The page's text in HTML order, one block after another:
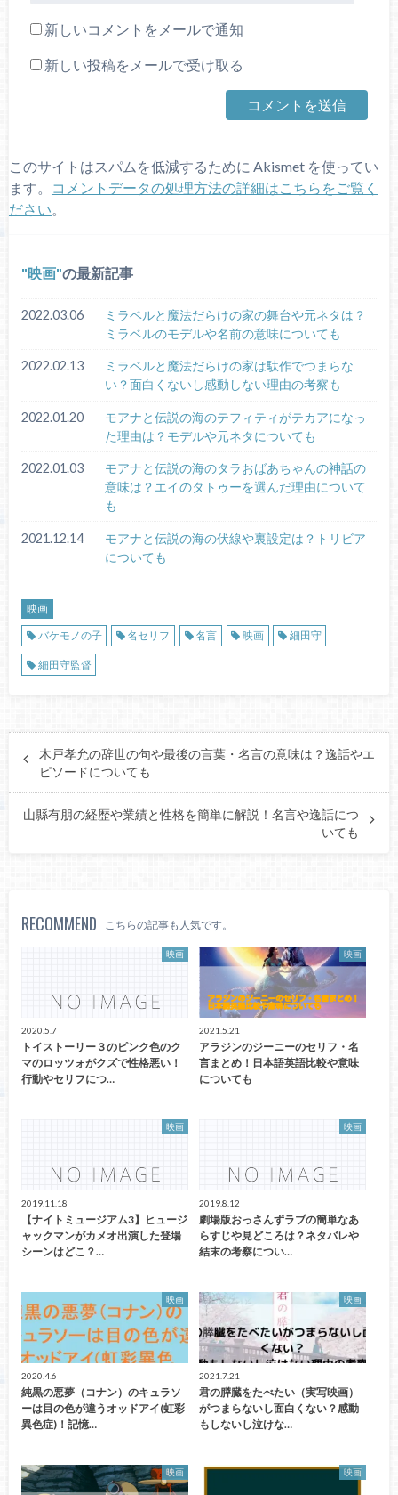
新しいコメントをメールで通知
新しい投稿をメールで受け取る
このサイトはスパムを低減するために Akismet を使ってい
ます。
コメントデータの処理方法の詳細はこちらをご覧く
ださい。
映画 の最新記事
2022.03.06
ミラベルと魔法だらけの家の舞台や元ネタは？
ミラベルのモデルや名前の意味についても
2022.02.13
ミラベルと魔法だらけの家は駄作でつまらな
い？面白くないし感動しない理由の考察も
2022.01.20
モアナと伝説の海のテフィティがテカアになっ
た理由は？モデルや元ネタについても
2022.01.03
モアナと伝説の海のタラおばあちゃんの神話の
意味は？エイのタトゥーを選んだ理由について
も
2021.12.14
モアナと伝説の海の伏線や裏設定は？トリビア
についても
映画
バケモノの子
名セリフ 名言 映画 細田守
細田守監督
木戸孝允の辞世の句や最後の言葉・名言の意味は？逸話やエ
ピソードについても
山縣有朋の経歴や業績と性格を簡単に解説！名言や逸話につ
いても
RECOMMEND こちらの記事も人気です。
映画
2020.5.7
トイストーリー３のピンク色のク
マのロッツォがクズで性格悪い！
行動やセリフにつ…
映画
2021.5.21
アラジンのジーニーのセリフ・名
言まとめ！日本語英語比較や意味
についても
映画
2019.11.18
【ナイトミュージアム3】ヒュージ
ャックマンがカメオ出演した登場
シーンはどこ？…
映画
2019.8.12
劇場版おっさんずラブの簡単なあ
らすじや見どころは？ネタバレや
結末の考察につい…
映画
2020.4.6
純黒の悪夢（コナン）のキュラソ
ーは目の色が違うオッドアイ(虹彩
異色症)！記憶…
映画
2021.7.21
君の膵臓をたべたい（実写映画）
がつまらないし面白くない？感動
もしないし泣けな…
映画 映画